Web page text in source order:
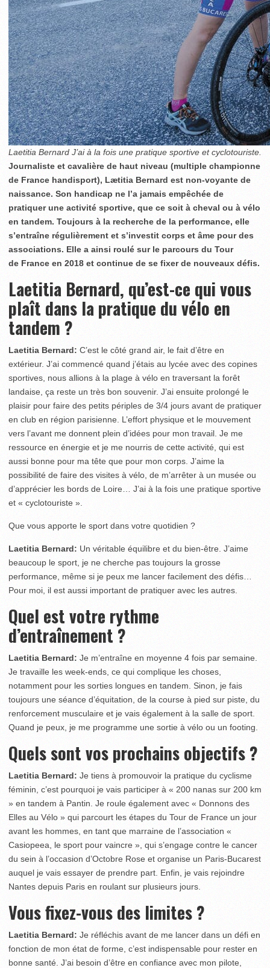
Laetitia Bernard J’ai à la fois une pratique sportive et cyclotouriste.
Journaliste et cavalière de haut niveau (multiple championne
de France handisport), Lætitia Bernard est non-voyante de
naissance. Son handicap ne l’a jamais empêchée de
pratiquer une activité sportive, que ce soit à cheval ou à vélo
en tandem. Toujours à la recherche de la performance, elle
s’entraîne régulièrement et s’investit corps et âme pour des
associations. Elle a ainsi roulé sur le parcours du Tour
de France en 2018 et continue de se fixer de nouveaux défis.
Laetitia Bernard, qu’est-ce qui vous
plaît dans la pratique du vélo en
tandem ?
Laetitia Bernard: C’est le côté grand air, le fait d’être en
extérieur. J’ai commencé quand j’étais au lycée avec des copines
sportives, nous allions à la plage à vélo en traversant la forêt
landaise, ça reste un très bon souvenir. J’ai ensuite prolongé le
plaisir pour faire des petits périples de 3/4 jours avant de pratiquer
en club en région parisienne. L’effort physique et le mouvement
vers l’avant me donnent plein d’idées pour mon travail. Je me
ressource en énergie et je me nourris de cette activité, qui est
aussi bonne pour ma tête que pour mon corps. J’aime la
possibilité de faire des visites à vélo, de m’arrêter à un musée ou
d’apprécier les bords de Loire… J’ai à la fois une pratique sportive
et « cyclotouriste ».
Que vous apporte le sport dans votre quotidien ?
Laetitia Bernard: Un véritable équilibre et du bien-être. J’aime
beaucoup le sport, je ne cherche pas toujours la grosse
performance, même si je peux me lancer facilement des défis…
Pour moi, il est aussi important de pratiquer avec les autres.
Quel est votre rythme
d’entraînement ?
Laetitia Bernard: Je m’entraîne en moyenne 4 fois par semaine.
Je travaille les week-ends, ce qui complique les choses,
notamment pour les sorties longues en tandem. Sinon, je fais
toujours une séance d’équitation, de la course à pied sur piste, du
renforcement musculaire et je vais également à la salle de sport.
Quand je peux, je me programme une sortie à vélo ou un footing.
Quels sont vos prochains objectifs ?
Laetitia Bernard: Je tiens à promouvoir la pratique du cyclisme
féminin, c’est pourquoi je vais participer à « 200 nanas sur 200 km
» en tandem à Pantin. Je roule également avec « Donnons des
Elles au Vélo » qui parcourt les étapes du Tour de France un jour
avant les hommes, en tant que marraine de l’association «
Casiopeea, le sport pour vaincre », qui s’engage contre le cancer
du sein à l’occasion d’Octobre Rose et organise un Paris-Bucarest
auquel je vais essayer de prendre part. Enfin, je vais rejoindre
Nantes depuis Paris en roulant sur plusieurs jours.
Vous fixez-vous des limites ?
Laetitia Bernard: Je réfléchis avant de me lancer dans un défi en
fonction de mon état de forme, c’est indispensable pour rester en
bonne santé. J’ai besoin d’être en confiance avec mon pilote,